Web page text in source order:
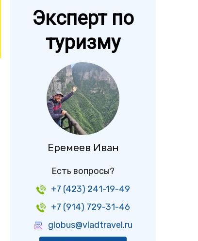
Эксперт по
туризму
Еремеев Иван
Есть вопросы?
+7 (423) 241-19-49
+7 (914) 729-31-46
globus@vladtravel.ru